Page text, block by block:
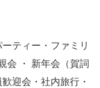
ティー・ファミリ
会 ・ 新年会（賀詞
迎会・社内旅行・